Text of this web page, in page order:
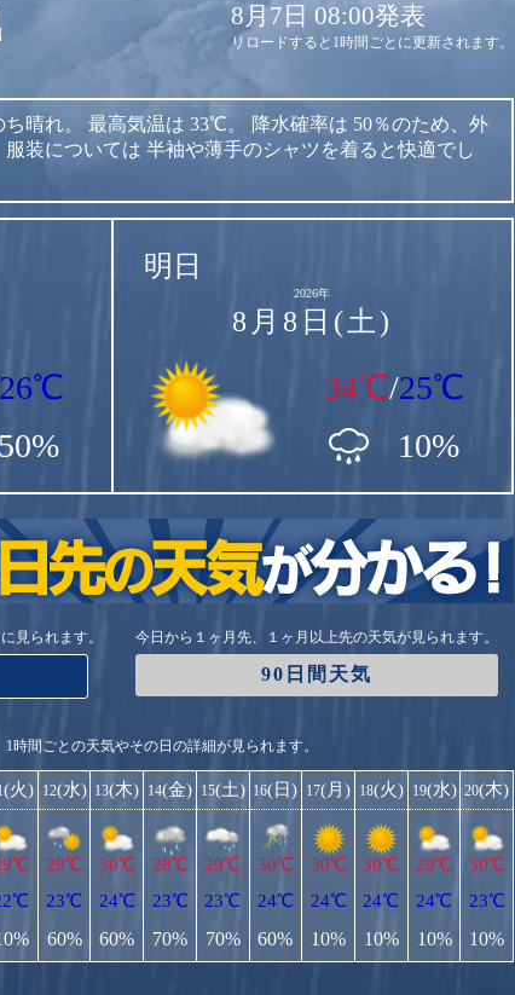
8月7日 08:00発表
リロードすると1時間ごとに更新されます。
晴れ。 最高気温は 33℃。 降水確率は 50％のため、外
服装については 半袖や薄手のシャツを着ると快適でし
50%
明日
2026年
8月8日(土)
34℃/25℃
10%
見られます。 今日から１ヶ月先、１ヶ月以上先の天気が見られます。
90日間天気
時間ごとの天気やその日の詳細が見られます。
(火) 12(水)
29℃
23℃
60%
13(木)
30℃
24℃
60%
14(金)
28℃
23℃
70%
15(土)
29℃
23℃
70%
16(日)
30℃
24℃
60%
17(月)
30℃
24℃
10%
18(火)
30℃
24℃
10%
19(水)
29℃
24℃
10%
20(木)
30℃
23℃
10%